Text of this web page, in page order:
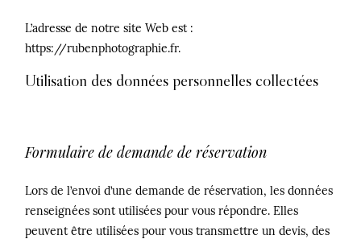
L’adresse de notre site Web est :
https://rubenphotographie.fr.
Utilisation des données personnelles collectées
Formulaire de demande de réservation
Lors de l’envoi d’une demande de réservation, les données
renseignées sont utilisées pour vous répondre. Elles
peuvent être utilisées pour vous transmettre un devis, des
Contact
©2026 Ruben
Photographie